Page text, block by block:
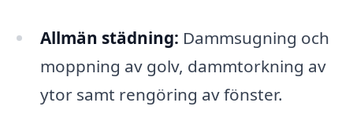
Allmän städning: Dammsugning och
moppning av golv, dammtorkning av
ytor samt rengöring av fönster.